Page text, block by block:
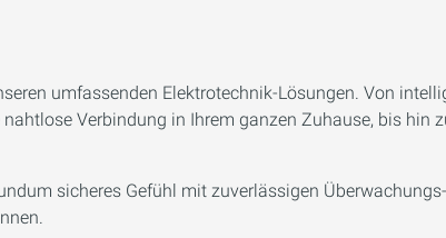
umfassenden Elektrotechnik-Lösungen. Von
Verbindung in Ihrem ganzen Zuhause, bis
sicheres Gefühl mit zuverlässigen